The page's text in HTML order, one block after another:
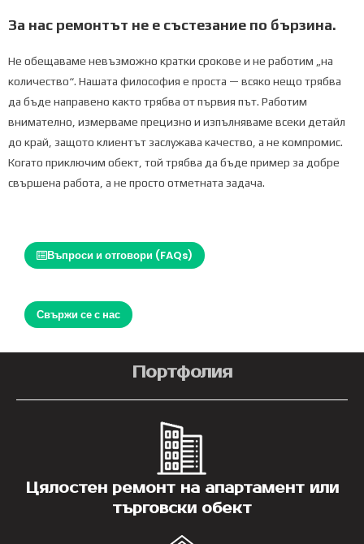
За нас ремонтът не е състезание по бързина.
Не обещаваме невъзможно кратки срокове и не работим „на
количество“. Нашата философия е проста — всяко нещо трябва
да бъде направено както трябва от първия път. Работим
внимателно, измерваме прецизно и изпълняваме всеки детайл
до край, защото клиентът заслужава качество, а не компромис.
Когато приключим обект, той трябва да бъде пример за добре
свършена работа, а не просто отметната задача.
Въпроси и отговори (FAQs)
Свържи се с нас
Портфолия
Цялостен ремонт на апартамент или
търговски обект